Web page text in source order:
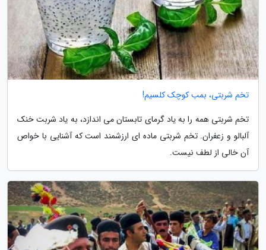
تخم شربتی، بمب کوچک کلسیم!
تخم شربتی همه را به یاد گرمای تابستان می اندازد، به یاد شربت خنک
آلبالو و زعفران. تخم شربتی ماده ای ارزشمند است که آشنایی با خواص
آن خالی از لطف نیست.